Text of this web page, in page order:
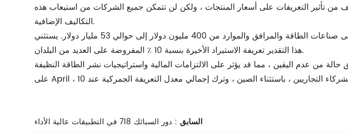
تأثير التعريفات على أسعار المنتجات ، ولكن لن تتمكن جميع الشركات من استيعاب هذه
التكاليف الإضافية.
يشير تحليل التعريفة إلى أن التغييرات في التعريفات قد تزيد من عبء التعريفة السنوية على صناعات الطاقة والمرافق والموارد من 400 مليون دولار إلى حوالي 53 مليار دولار. يستثني
هذا التقدير تعريفة الاستيراد الأخيرة بنسبة 10 ٪ المفروضة على العديد من البلدان.
السابق: دور السبائك 718 في التطبيقات عالية الأداء